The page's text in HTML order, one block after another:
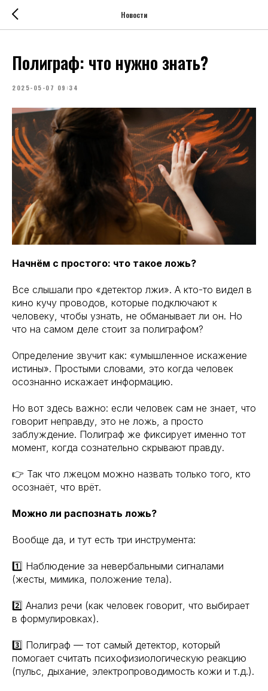
Новости
Полиграф: что нужно знать?
2025-05-07 09:34
Начнём с простого: что такое ложь?
Все слышали про «детектор лжи». А кто-то видел в
кино кучу проводов, которые подключают к
человеку, чтобы узнать, не обманывает ли он. Но
что на самом деле стоит за полиграфом?
Определение звучит как: «умышленное искажение
истины». Простыми словами, это когда человек
осознанно искажает информацию.
Но вот здесь важно: если человек сам не знает, что
говорит неправду, это не ложь, а просто
заблуждение. Полиграф же фиксирует именно тот
момент, когда сознательно скрывают правду.
👉 Так что лжецом можно назвать только того, кто
осознаёт, что врёт.
Можно ли распознать ложь?
Вообще да, и тут есть три инструмента:
1️⃣ Наблюдение за невербальными сигналами
(жесты, мимика, положение тела).
2️⃣ Анализ речи (как человек говорит, что выбирает
в формулировках).
3️⃣ Полиграф — тот самый детектор, который
помогает считать психофизиологическую реакцию
(пульс, дыхание, электропроводимость кожи и т.д.).